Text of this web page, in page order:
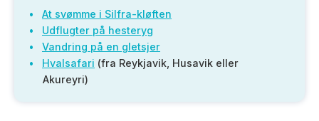
At svømme i Silfra-kløften
Udflugter på hesteryg
Vandring på en gletsjer
Hvalsafari (fra Reykjavik, Husavik eller
Akureyri)